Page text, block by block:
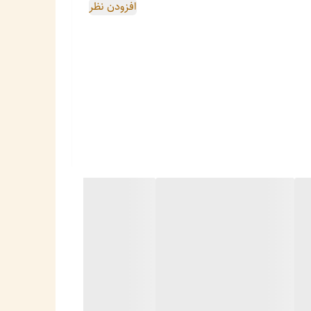
شما می‌بخشد. این کتری علاوه بر ظاهر زیبا، از جنس
افزودن نظر